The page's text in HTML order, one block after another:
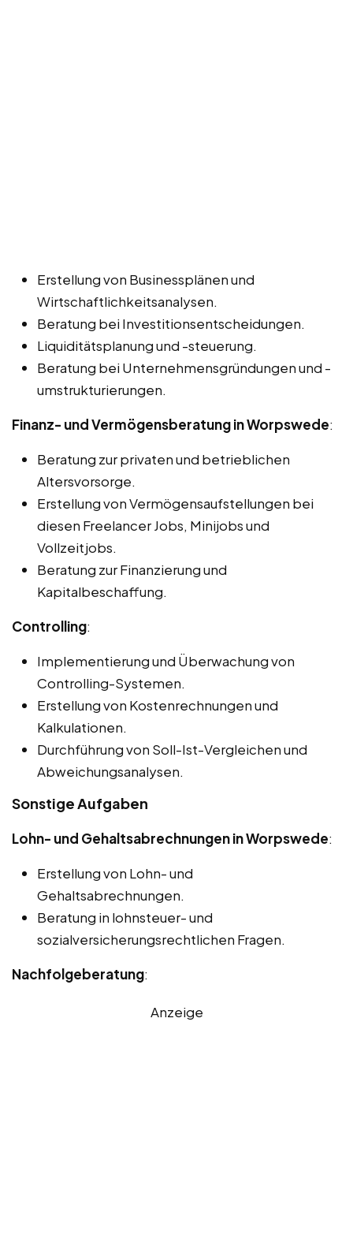
Erstellung von Businessplänen und
Wirtschaftlichkeitsanalysen.
Beratung bei Investitionsentscheidungen.
Liquiditätsplanung und -steuerung.
Beratung bei Unternehmensgründungen und -
umstrukturierungen.
Finanz- und Vermögensberatung in Worpswede:
Beratung zur privaten und betrieblichen
Altersvorsorge.
Erstellung von Vermögensaufstellungen bei
diesen Freelancer Jobs, Minijobs und
Vollzeitjobs.
Beratung zur Finanzierung und
Kapitalbeschaffung.
Controlling:
Implementierung und Überwachung von
Controlling-Systemen.
Erstellung von Kostenrechnungen und
Kalkulationen.
Durchführung von Soll-Ist-Vergleichen und
Abweichungsanalysen.
Sonstige Aufgaben
Lohn- und Gehaltsabrechnungen in Worpswede:
Erstellung von Lohn- und
Gehaltsabrechnungen.
Beratung in lohnsteuer- und
sozialversicherungsrechtlichen Fragen.
Nachfolgeberatung:
Anzeige